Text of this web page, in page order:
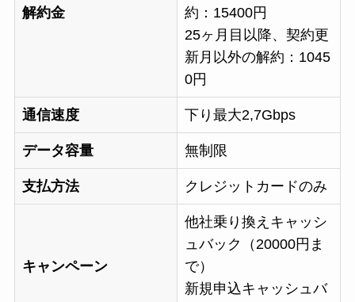
解約金
約：15400円
25ヶ月目以降、契約更
新月以外の解約：1045
0円
通信速度 下り最大2,7Gbps
データ容量 無制限
支払方法 クレジットカードのみ
キャンペーン
他社乗り換えキャッシ
ュバック（20000円ま
で）
新規申込キャッシュバ